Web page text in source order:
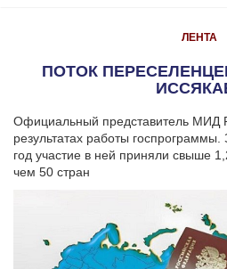
ЛЕНТА
ПОТОК
Официальный представитель МИД
результатах работы
год участие в ней приняли свыше
чем 50 стран